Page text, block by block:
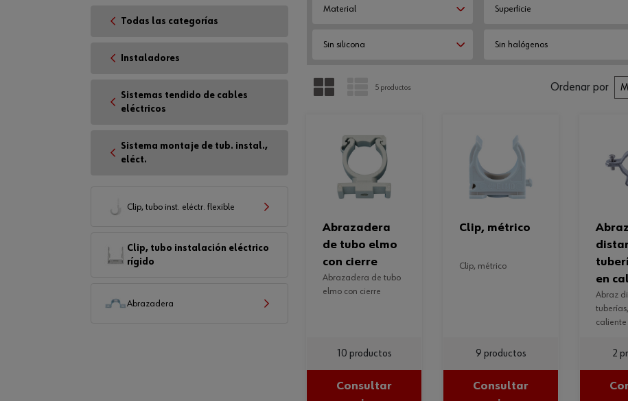
Material Superficie
Sin silicona Sin halógenos
PARRILLA LISTA
5 productos Ordenar por
abrazadera
de tubo elmo
con cierre
abrazadera de tubo
elmo con cierre
10 productos
Consultar
clip, métrico
clip, métrico
9 productos
Consultar
abraz
en
abraz distanciadora
caliente
2
Todas las categorías
Instaladores
Sistemas tendido de cables
eléctricos
Sistema montaje de tub. instal.,
eléct.
Clip, tubo inst. eléctr. flexible
Clip, tubo instalación eléctrico
rígido
Abrazadera